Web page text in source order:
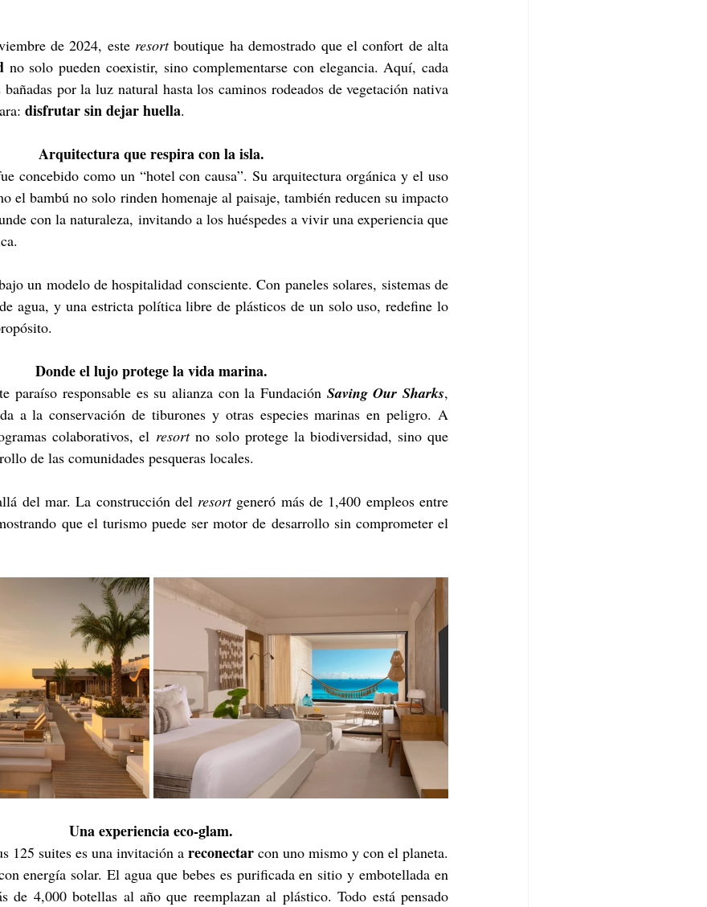
de 2024, este resort boutique ha demostrado que el confort de alta
no solo pueden coexistir, sino complementarse con elegancia. Aquí, cada
por la luz natural hasta los caminos rodeados de vegetación nativa
disfrutar sin dejar huella.
Arquitectura que respira con la isla.
concebido como un “hotel con causa”. Su arquitectura orgánica y el uso
el bambú no solo rinden homenaje al paisaje, también reducen su impacto
con la naturaleza, invitando a los huéspedes a vivir una experiencia que
un modelo de hospitalidad consciente. Con paneles solares, sistemas de
agua, y una estricta política libre de plásticos de un solo uso, redefine lo
Donde el lujo protege la vida marina.
paraíso responsable es su alianza con la Fundación Saving Our Sharks,
a la conservación de tiburones y otras especies marinas en peligro. A
colaborativos, el resort no solo protege la biodiversidad, sino que
de las comunidades pesqueras locales.
del mar. La construcción del resort generó más de 1,400 empleos entre
que el turismo puede ser motor de desarrollo sin comprometer el
Una experiencia eco-glam.
125 suites es una invitación a reconectar con uno mismo y con el planeta.
energía solar. El agua que bebes es purificada en sitio y embotellada en
de 4,000 botellas al año que reemplazan al plástico. Todo está pensado